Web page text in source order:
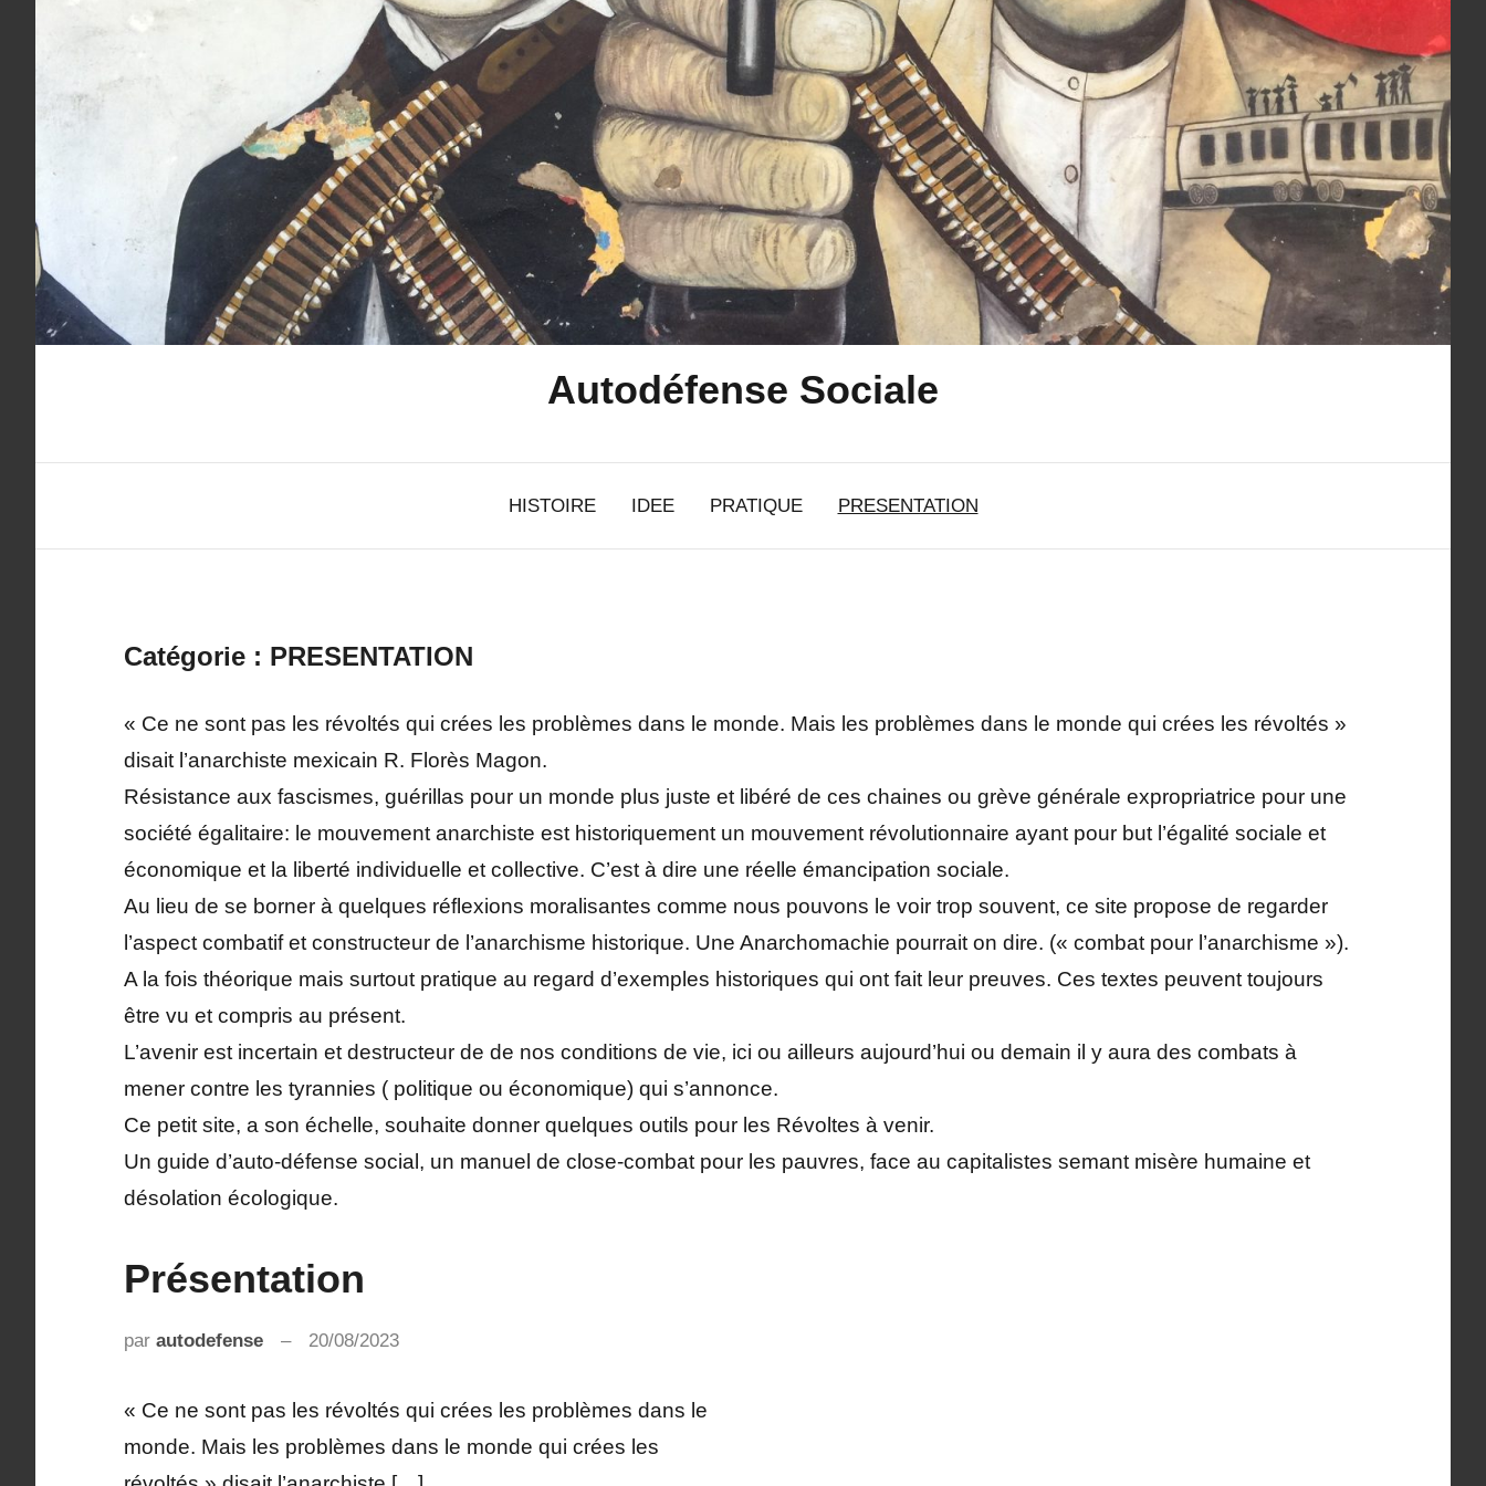
Autodéfense Sociale
HISTOIRE IDEE PRATIQUE PRESENTATION
Catégorie : PRESENTATION
« Ce ne sont pas les révoltés qui crées les problèmes dans le monde. Mais les problèmes dans le monde qui crées les révoltés »
disait l’anarchiste mexicain R. Florès Magon.
Résistance aux fascismes, guérillas pour un monde plus juste et libéré de ces chaines ou grève générale expropriatrice pour une
société égalitaire: le mouvement anarchiste est historiquement un mouvement révolutionnaire ayant pour but l’égalité sociale et
économique et la liberté individuelle et collective. C’est à dire une réelle émancipation sociale.
Au lieu de se borner à quelques réflexions moralisantes comme nous pouvons le voir trop souvent, ce site propose de regarder
l’aspect combatif et constructeur de l’anarchisme historique. Une Anarchomachie pourrait on dire. (« combat pour l’anarchisme »).
A la fois théorique mais surtout pratique au regard d’exemples historiques qui ont fait leur preuves. Ces textes peuvent toujours
être vu et compris au présent.
L’avenir est incertain et destructeur de de nos conditions de vie, ici ou ailleurs aujourd’hui ou demain il y aura des combats à
mener contre les tyrannies ( politique ou économique) qui s’annonce.
Ce petit site, a son échelle, souhaite donner quelques outils pour les Révoltes à venir.
Un guide d’auto-défense social, un manuel de close-combat pour les pauvres, face au capitalistes semant misère humaine et
désolation écologique.
PRESENTATION
Présentation
par autodefense 20/08/2023
« Ce ne sont pas les révoltés qui crées les problèmes dans le
monde. Mais les problèmes dans le monde qui crées les